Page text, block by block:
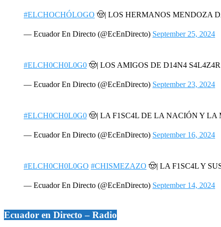
#ELCHOCHÓLOGO 🤠| LOS HERMANOS MENDOZA
— Ecuador En Directo (@EcEnDirecto) September 25, 2024
#ELCH0CH0L0G0 🤠| LOS AMIGOS DE D14N4
— Ecuador En Directo (@EcEnDirecto) September 23, 2024
#ELCH0CH0L0G0 🤠| LA F1SC4L DE LA NACIÓN Y LA
— Ecuador En Directo (@EcEnDirecto) September 16, 2024
#ELCH0CH0L0GO #CHISMEZAZO 🤠| LA F1SC4L Y
— Ecuador En Directo (@EcEnDirecto) September 14, 2024
Ecuador en Directo – Radio